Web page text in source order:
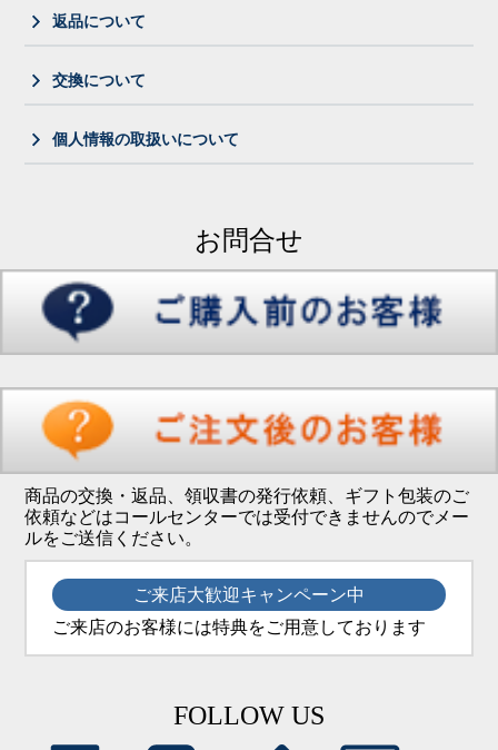
返品について
交換について
個人情報の取扱いについて
お問合せ
商品の交換・返品、領収書の発行依頼、ギフト包装のご
依頼などはコールセンターでは受付できませんのでメー
ルをご送信ください。
ご来店大歓迎キャンペーン中
ご来店のお客様には特典をご用意しております
FOLLOW US